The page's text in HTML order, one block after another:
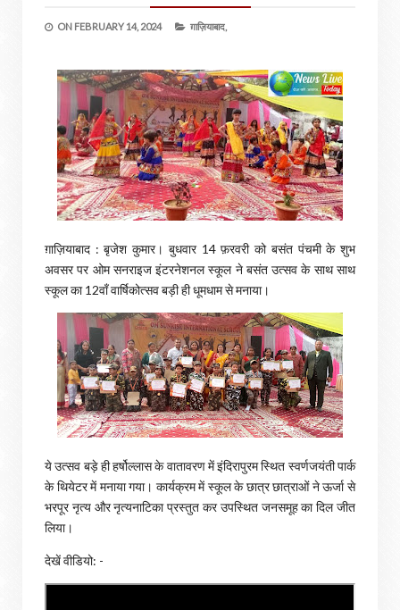
ON FEBRUARY 14, 2024 ग़ाज़ियाबाद,
ग़ाज़ियाबाद : बृजेश कुमार। बुधवार 14 फ़रवरी को बसंत पंचमी के शुभ
अवसर पर ओम सनराइज इंटरनेशनल स्कूल ने बसंत उत्सव के साथ साथ
स्कूल का 12वाँ वार्षिकोत्सव बड़ी ही धूमधाम से मनाया।
ये उत्सव बड़े ही हर्षोल्लास के वातावरण में इंदिरापुरम स्थित स्वर्णजयंती पार्क
के थियेटर में मनाया गया। कार्यक्रम में स्कूल के छात्र छात्राओं ने ऊर्जा से
भरपूर नृत्य और नृत्यनाटिका प्रस्तुत कर उपस्थित जनसमूह का दिल जीत
लिया।
देखें वीडियो: -